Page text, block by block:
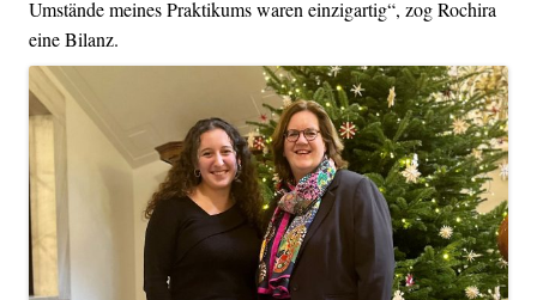
Umstände meines Praktikums waren einzigartig“, zog Rochira
eine Bilanz.